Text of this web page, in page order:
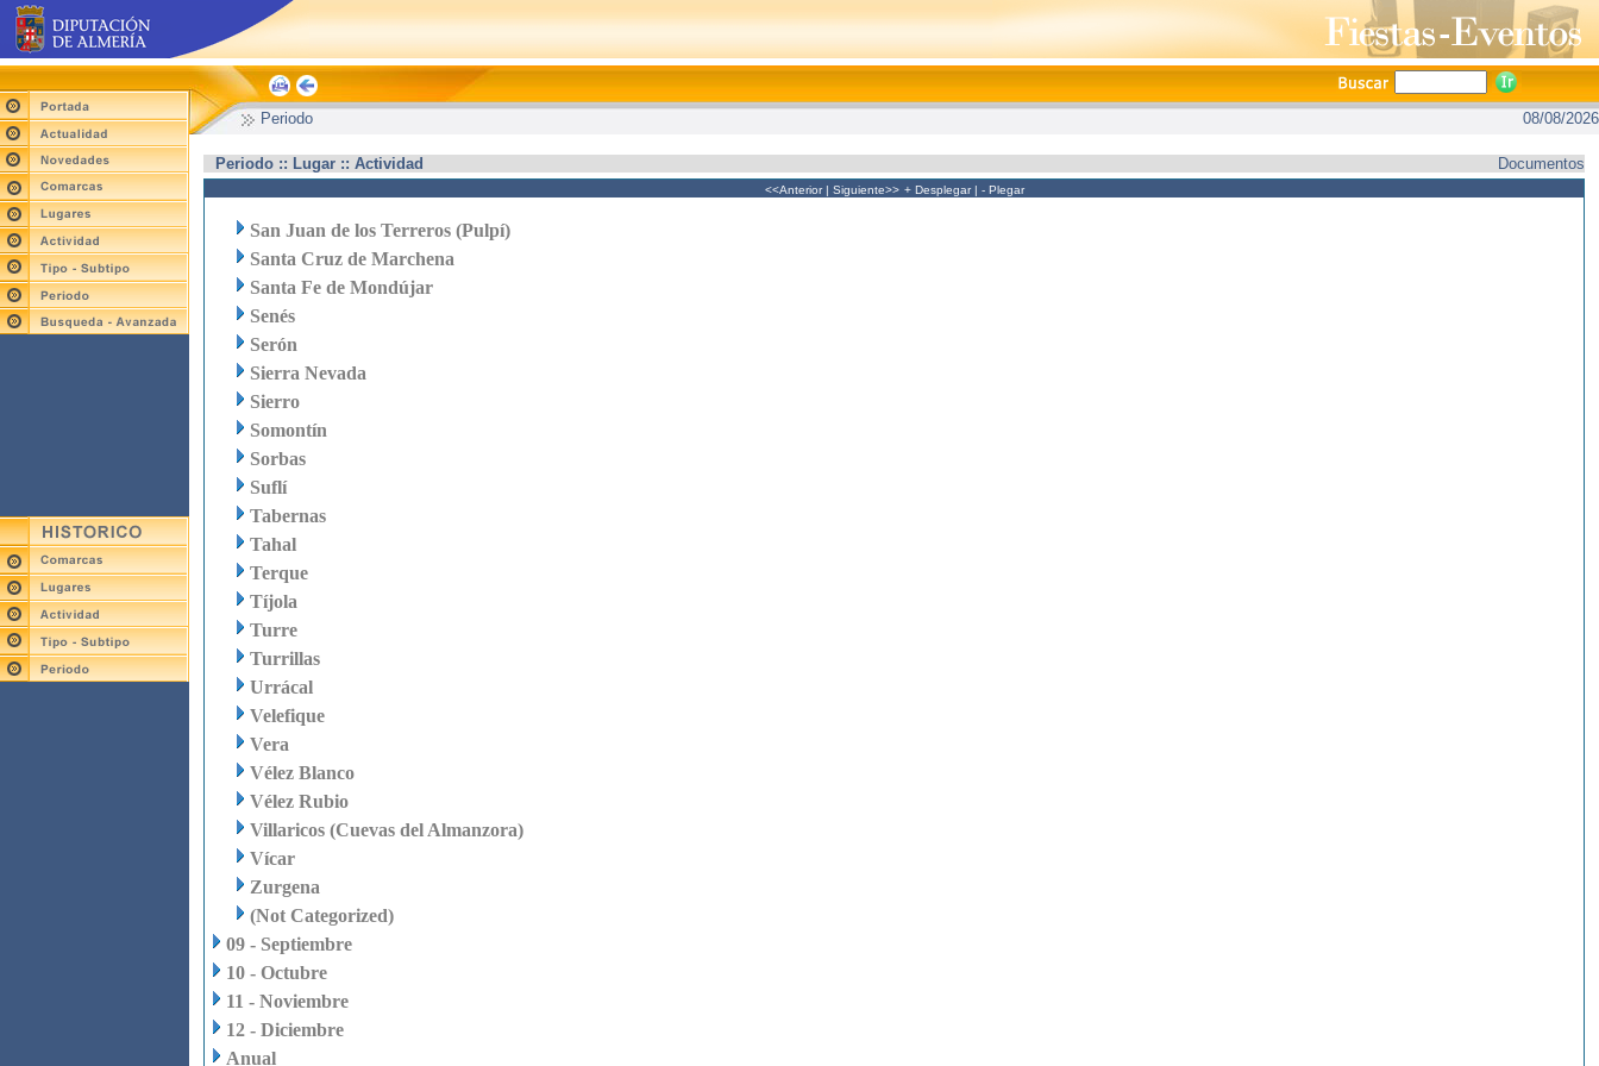
Periodo 08/08/2026
Periodo :: Lugar :: Actividad Documentos
<<Anterior| Siguiente>> + Desplegar| - Plegar
San Juan de los Terreros (Pulpí)
Santa Cruz de Marchena
Santa Fe de Mondújar
Senés
Serón
Sierra Nevada
Sierro
Somontín
Sorbas
Suflí
Tabernas
Tahal
Terque
Tíjola
Turre
Turrillas
Urrácal
Velefique
Vera
Vélez Blanco
Vélez Rubio
Villaricos (Cuevas del Almanzora)
Vícar
Zurgena
(Not Categorized)
09 - Septiembre
10 - Octubre
11 - Noviembre
12 - Diciembre
Anual